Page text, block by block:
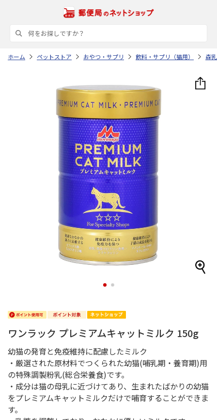
ホーム ペットストア おやつ・サプリ 飲料・サプリ（猫用） 森
1 2
ワンラック プレミアムキャットミルク 150g
幼猫の発育と免疫維持に配慮したミルク
・厳選された原材料でつくられた幼猫(哺乳期・養育期)用
の特殊調製粉乳(総合栄養食)です。
・成分は猫の母乳に近づけてあり、生まれたばかりの幼猫
をプレミアムキャットミルクだけで哺育することができま
す。